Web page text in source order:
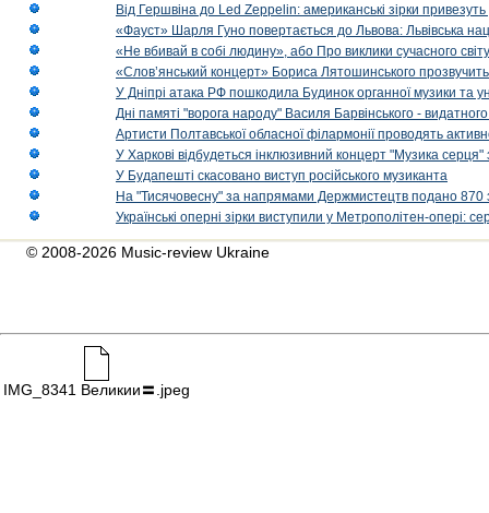
Від Гершвіна до Led Zeppelin: американські зірки
«Фауст» Шарля Гуно повертається до Львова: Львівська
«Не вбивай в собі людину», або Про виклики сучасного світу
«Слов’янський концерт» Бориса Лятошинського
У Дніпрі атака РФ пошкодила Будинок органної музики та
Дні памяті "ворога народу" Василя Барвінського -
Артисти Полтавської обласної філармонії проводять
У Харкові відбудеться інклюзивний концерт "Музика
У Будапешті скасовано виступ російського музиканта
На "Тисячовесну" за напрямами Держмистецтв подано 870
Українські оперні зірки виступили у Метрополітен-опері:
© 2008-2026 Music-review Ukraine
IMG_8341 Великии〓.jpeg